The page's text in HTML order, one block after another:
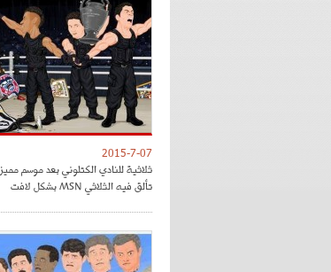
2015-7-07
ثلاثية للنادي الكتلوني بعد موسم مميز
تألق فيه الثلاثي MSN بشكل لافت